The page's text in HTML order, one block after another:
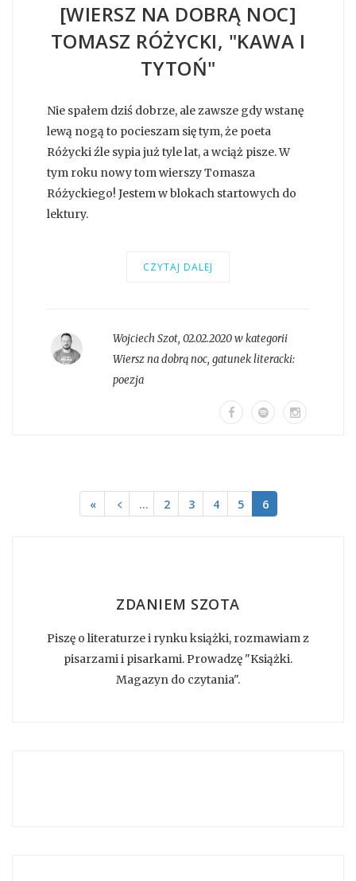
[WIERSZ NA DOBRĄ NOC]
TOMASZ RÓŻYCKI, "KAWA I
TYTOŃ"
Nie spałem dziś dobrze, ale zawsze gdy wstanę
lewą nogą to pocieszam się tym, że poeta
Różycki źle sypia już tyle lat, a wciąż pisze. W
tym roku nowy tom wierszy Tomasza
Różyckiego! Jestem w blokach startowych do
lektury.
CZYTAJ DALEJ
Wojciech Szot, 02.02.2020 w kategorii
Wiersz na dobrą noc, gatunek literacki:
poezja
« ﹤ … 2 3 4 5 6
ZDANIEM SZOTA
Piszę o literaturze i rynku książki, rozmawiam z
pisarzami i pisarkami. Prowadzę "Książki.
Magazyn do czytania".